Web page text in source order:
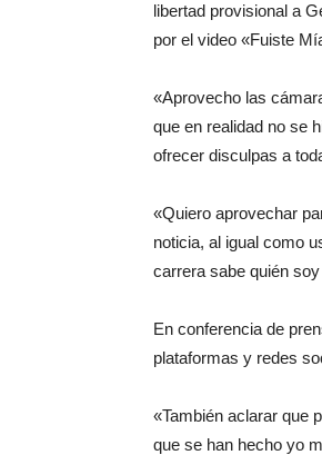
libertad provisional a
por el video «Fuiste
«Aprovecho las
que en realidad no se
ofrecer disculpas a
«Quiero aprovechar
noticia, al igual como
carrera sabe quién
En conferencia de
plataformas y redes
«También aclarar que
que se han hecho yo